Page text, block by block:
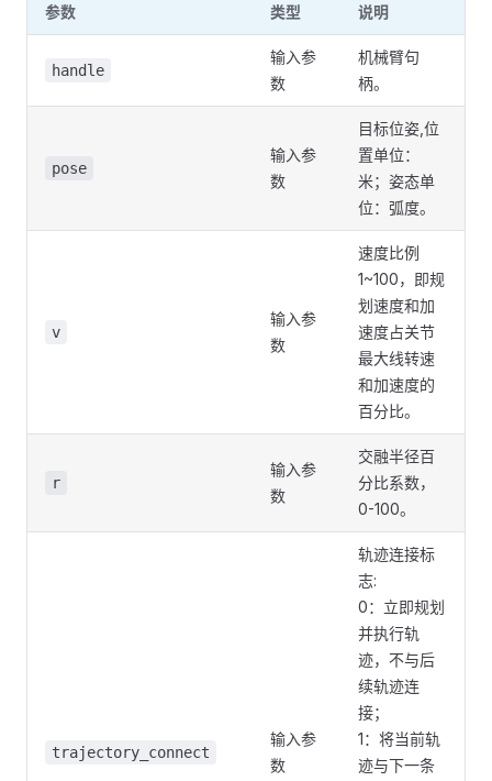
参数 类型 说明
handle
输入参
数
机械臂句
柄。
pose
输入参
数
目标位姿,位
置单位：
米；姿态单
位：弧度。
v
输入参
数
速度比例
1~100，即规
划速度和加
速度占关节
最大线转速
和加速度的
百分比。
r
输入参
数
交融半径百
分比系数，
0-100。
trajectory_connect
输入参
数
轨迹连接标
志:
0：立即规划
并执行轨
迹，不与后
续轨迹连
接；
1：将当前轨
迹与下一条